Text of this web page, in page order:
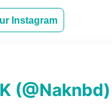
Instagram
(@Naknbd)